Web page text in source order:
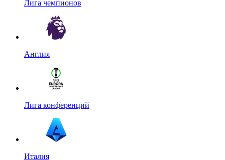
Лига чемпионов
Англия
Лига конференций
Италия